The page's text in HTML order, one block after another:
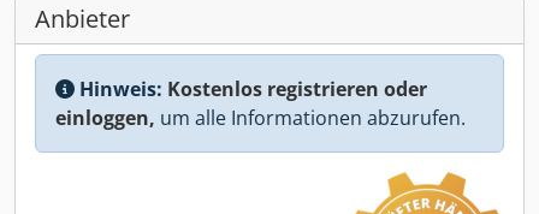
Anbieter
Hinweis: Kostenlos registrieren oder
einloggen, um alle Informationen abzurufen.